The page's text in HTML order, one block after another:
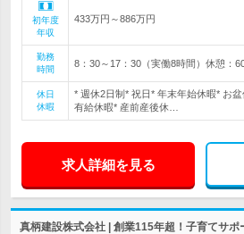
初年度
年収
433万円～886万円
勤務
時間
8：30～17：30（実働8時間）休憩：
休日
休暇
* 週休2日制* 祝日* 年末年始休暇* お
有給休暇* 産前産後休…
求人詳細を見る
真柄建設株式会社 | 創業115年超！子育てサ